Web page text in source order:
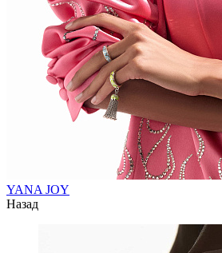
YANA JOY
Назад